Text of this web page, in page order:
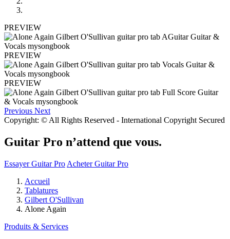
PREVIEW
PREVIEW
PREVIEW
Previous Next
Copyright: © All Rights Reserved - International Copyright Secured
Guitar Pro n’attend que vous.
Essayer Guitar Pro Acheter Guitar Pro
Accueil
Tablatures
Gilbert O'Sullivan
Alone Again
Produits & Services